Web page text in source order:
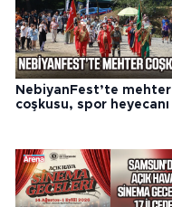
NebiyanFest’te mehter
coşkusu, spor heyecanı